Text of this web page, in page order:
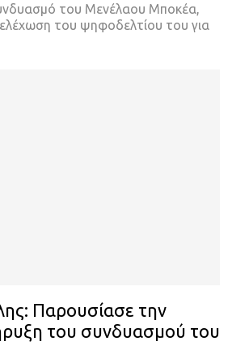
του Μενέλαου Μποκέα,
του ψηφοδελτίου του για
Παρουσίασε την
του συνδυασμού του